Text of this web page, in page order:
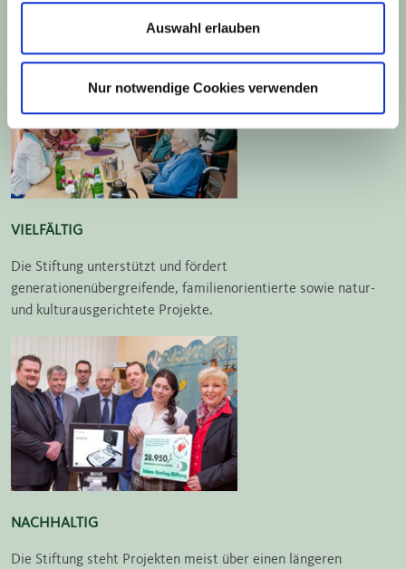
Auswahl erlauben
Nur notwendige Cookies verwenden
VIELFÄLTIG
Die Stiftung unterstützt und fördert
generationenübergreifende, familien­orientierte sowie natur-
und kultur­ausgerichtete Projekte.
NACHHALTIG
Die Stiftung steht Projekten meist über einen längeren